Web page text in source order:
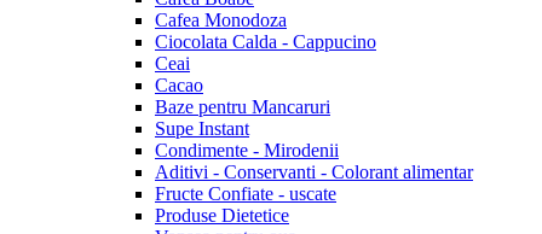
Cafea Monodoza
Ciocolata Calda - Cappucino
Ceai
Cacao
Baze pentru Mancaruri
Supe Instant
Condimente - Mirodenii
Aditivi - Conservanti - Colorant alimentar
Fructe Confiate - uscate
Produse Dietetice